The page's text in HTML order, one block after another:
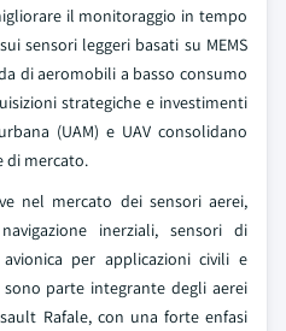
il monitoraggio in tempo
sensori leggeri basati su MEMS
di aeromobili a basso consumo
strategiche e investimenti
(UAM) e UAV consolidano
di mercato.
nel mercato dei sensori aerei,
inerziali, sensori di
per applicazioni civili e
parte integrante degli aerei
Rafale, con una forte enfasi